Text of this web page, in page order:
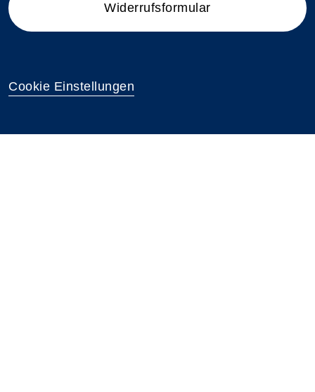
Widerrufsformular
Cookie Einstellungen